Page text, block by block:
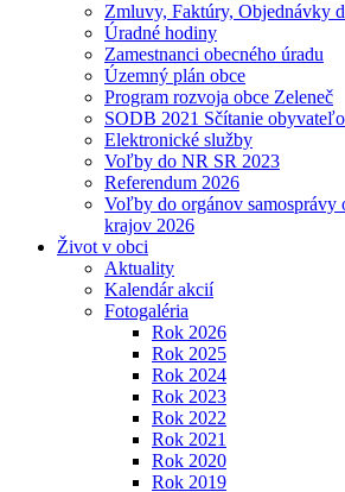
Zmluvy, Faktúry, Objednávky
Úradné hodiny
Zamestnanci obecného úradu
Územný plán obce
Program rozvoja obce Zeleneč
SODB 2021 Sčítanie
Elektronické služby
Voľby do NR SR 2023
Referendum 2026
Voľby do orgánov samosprávy
krajov 2026
Život v obci
Aktuality
Kalendár akcií
Fotogaléria
Rok 2026
Rok 2025
Rok 2024
Rok 2023
Rok 2022
Rok 2021
Rok 2020
Rok 2019